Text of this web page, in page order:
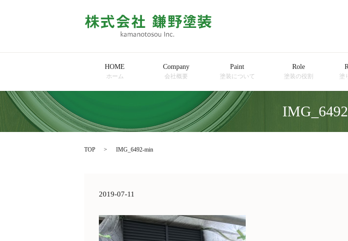
HOME
ホーム
Company
会社概要
Paint
塗装について
Role
塗装の役割 塗
TOP IMG_6492-min
2019-07-11